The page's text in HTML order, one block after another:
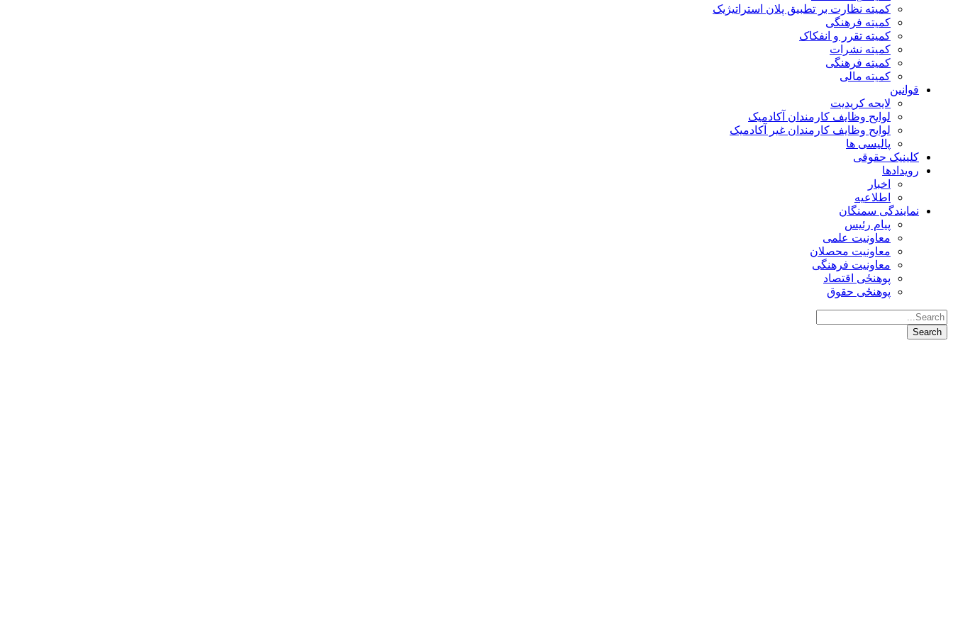
کمیته نظارت بر تطبیق پلان استراتیژیک
کمیته فرهنگی
کمیته تقرر و انفکاک
کمیته نشرات
کمیته فرهنگی
کمیته مالی
قوانین
لایحه کریدیت
لوایح وظایف کارمندان آکادمیک
لوایح وظایف کارمندان غیر آکادمیک
پالیسی ها
کلینیک حقوقی
رویدادها
اخبار
اطلاعیه
نمایندگی سمنگان
پیام رئیس
معاونیت علمی
معاونیت محصلان
معاونیت فرهنگی
پوهنځی اقتصاد
پوهنځی حقوق